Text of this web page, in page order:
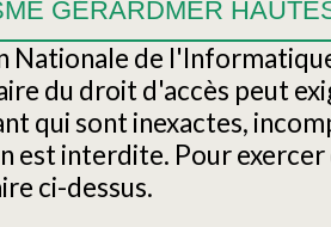
Nationale de
du droit d'accès peut
qui sont inexactes,
interdite. Pour
ci-dessus.